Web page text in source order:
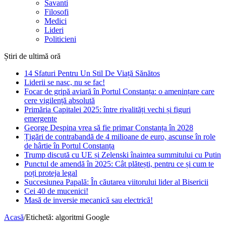
Savanti
Filosofi
Medici
Lideri
Politicieni
Știri de ultimă oră
14 Sfaturi Pentru Un Stil De Viață Sănătos
Liderii se nasc, nu se fac!
Focar de gripă aviară în Portul Constanța: o amenințare care
cere vigilență absolută
Primăria Capitalei 2025: între rivalități vechi și figuri
emergente
George Despina vrea să fie primar Constanța în 2028
Țigări de contrabandă de 4 milioane de euro, ascunse în role
de hârtie în Portul Constanța
Trump discută cu UE și Zelenski înaintea summitului cu Putin
Punctul de amendă în 2025: Cât plătești, pentru ce și cum te
poți proteja legal
Succesiunea Papală: În căutarea viitorului lider al Bisericii
Cei 40 de mucenici!
Masă de inversie mecanică sau electrică!
Acasă/Etichetă: algoritmi Google